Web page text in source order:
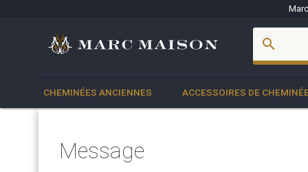
search
CHEMINÉES ANCIENNES ACCESSOIRES DE CHEMINÉE
Message